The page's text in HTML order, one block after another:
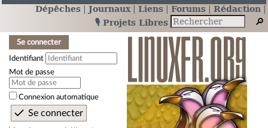
Dépêches Journaux Liens Forums
Rédaction
🎙️ Projets Libres
Se connecter
Identifiant
Mot de passe
Connexion automatique